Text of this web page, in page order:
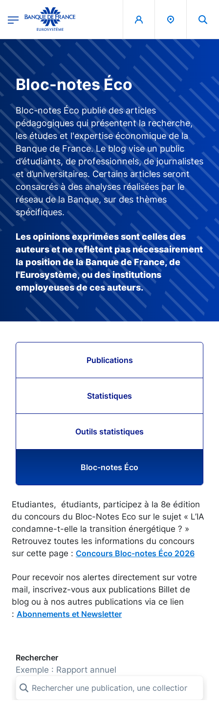
Banque de France - Menu Principal
Bloc-notes Éco
Bloc-notes Éco publie des articles
pédagogiques qui présentent la recherche,
les études et l'expertise économique de la
Banque de France. Le blog vise un public
d’étudiants, de professionnels, de journalistes
et d’universitaires. Certains articles seront
consacrés à des analyses réalisées par le
réseau de la Banque, sur des thèmes
spécifiques.
Les opinions exprimées sont celles des
auteurs et ne reflètent pas nécessairement
la position de la Banque de France, de
l'Eurosystème, ou des institutions
employeuses de ces auteurs.
Publications
Statistiques
Outils statistiques
Bloc-notes Éco
Etudiantes, étudiants, participez à la 8e édition
du concours du Bloc-Notes Eco sur le sujet « L’IA
condamne-t-elle la transition énergétique ? »
Retrouvez toutes les informations du concours
sur cette page : Concours Bloc-notes Éco 2026
Pour recevoir nos alertes directement sur votre
mail, inscrivez-vous aux publications Billet de
blog ou à nos autres publications via ce lien
: Abonnements et Newsletter
Rechercher
Exemple : Rapport annuel